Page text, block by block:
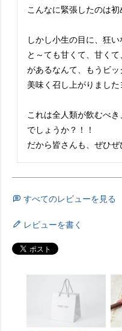
こんなに緊張したのは
しかし小生の目に、狂い
と～ても甘くて、甘く
があるなんて、もうビッ
美味く召し上がりました
これは全人類が飲むべ
でしょうか？！！
だから皆さんも、ぜひ
すべてのレビューを見る
レビューを書く